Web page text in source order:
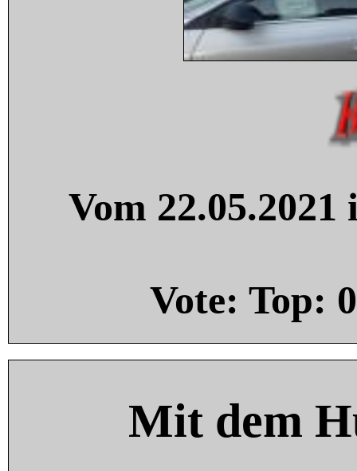
Vom
Vote: Top: 0
Mit dem